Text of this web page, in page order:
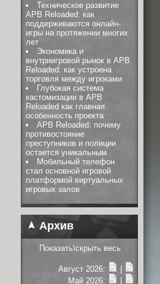
Техническое развитие
APB Reloaded: как
поддерживаются онлайн-
игры на протяжении многих
лет
Экономика и
внутриигровой рынок в APB
Reloaded: как устроена
торговля между игроками
Глубокая система
кастомизации в APB
Reloaded как главная
особенность проекта
APB Reloaded: почему
противостояние
преступников и полиции
остается уникальным
Мобильный телефон
стал основной игровой
платформой виртуальных
игровых залов
Архив
Показать\скрыть весь
Август 2026:
Май 2026: